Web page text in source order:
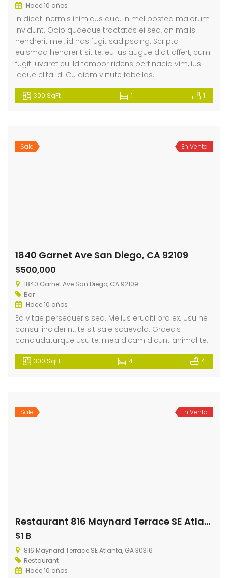
Hace 10 años
In dicat inermis inimicus duo. In mel postea maiorum
invidunt. Odio quaeque tractatos ei sea, an malis
hendrerit mei, id has fugit sadipscing. Scripta
euismod hendrerit sit te, eu ius augue dicit affert, cum
fugit iuvaret cu. Id tempor ridens pertinacia vim, ius
idque clita id. Cu diam virtute fabellas.
300 SqFt 1 1
Sale En Venta
1840 Garnet Ave San Diego, CA 92109
$500,000
1840 Garnet Ave San Diego, CA 92109
Bar
Hace 10 años
Ea vitae persequeris sea. Melius eruditi pro ex. Usu ne
consul inciderint, te sit sale scaevola. Graecis
concludaturque usu te, mea dicam dicunt animal te.
300 SqFt 4 4
Sale En Venta
Restaurant 816 Maynard Terrace SE Atlanta
$1 B
816 Maynard Terrace SE Atlanta, GA 30316
Restaurant
Hace 10 años
$136,020
Monica Blvd Los Angeles, CA 90038
$5 K / Month
60 N Venice Blvd Venice, CA 90291